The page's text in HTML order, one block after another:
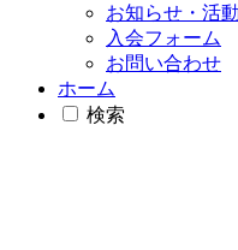
お知らせ・活
入会フォーム
お問い合わせ
ホーム
検索